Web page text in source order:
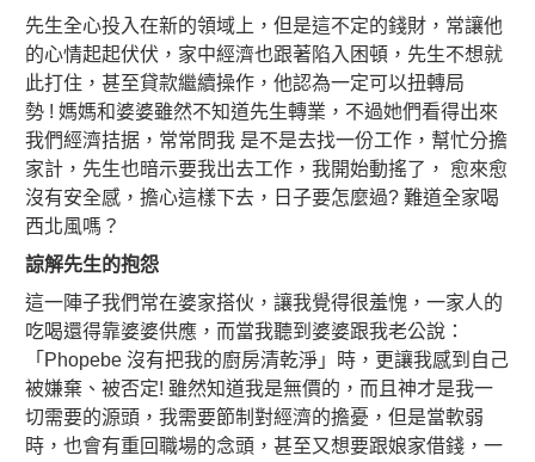
先生全心投入在新的領域上，但是這不定的錢財，常讓他
的心情起起伏伏，家中經濟也跟著陷入困頓，先生不想就
此打住，甚至貸款繼續操作，他認為一定可以扭轉局
勢 ! 媽媽和婆婆雖然不知道先生轉業，不過她們看得出來
我們經濟拮据，常常問我 是不是去找一份工作，幫忙分擔
家計，先生也暗示要我出去工作，我開始動搖了， 愈來愈
沒有安全感，擔心這樣下去，日子要怎麼過? 難道全家喝
西北風嗎？
諒解先生的抱怨
這一陣子我們常在婆家搭伙，讓我覺得很羞愧，一家人的
吃喝還得靠婆婆供應，而當我聽到婆婆跟我老公說：
「Phopebe 沒有把我的廚房清乾淨」時，更讓我感到自己
被嫌棄、被否定! 雖然知道我是無價的，而且神才是我一
切需要的源頭，我需要節制對經濟的擔憂，但是當軟弱
時，也會有重回職場的念頭，甚至又想要跟娘家借錢，一